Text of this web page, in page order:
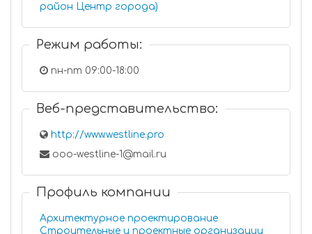
район Центр города)
Режим работы:
пн-пт 09:00-18:00
Веб-представительство:
http://www.westline.pro
ooo-westline-1@mail.ru
Профиль компании
Архитектурное проектирование
Строительные и проектные организации